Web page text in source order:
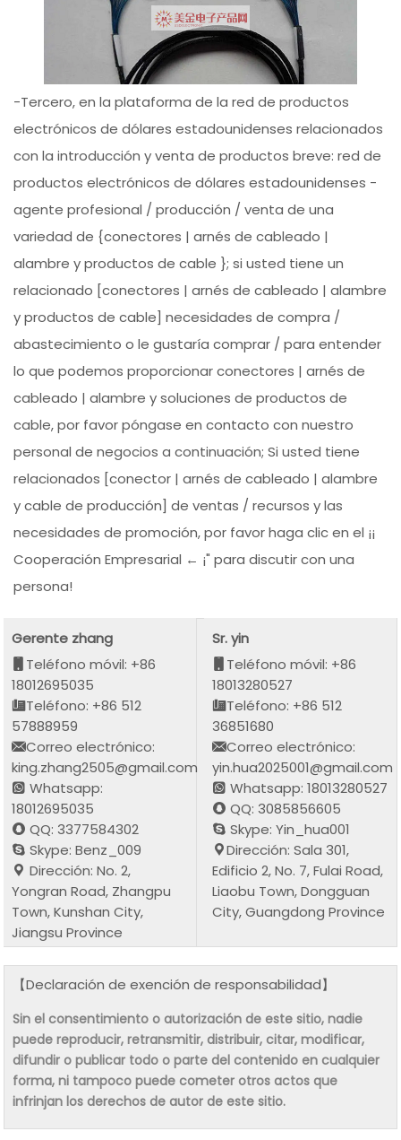
-Tercero, en la plataforma de la red de productos
electrónicos de dólares estadounidenses relacionados
con la introducción y venta de productos breve: red de
productos electrónicos de dólares estadounidenses -
agente profesional / producción / venta de una
variedad de {conectores | arnés de cableado |
alambre y productos de cable }; si usted tiene un
relacionado [conectores | arnés de cableado | alambre
y productos de cable] necesidades de compra /
abastecimiento o le gustaría comprar / para entender
lo que podemos proporcionar conectores | arnés de
cableado | alambre y soluciones de productos de
cable, por favor póngase en contacto con nuestro
personal de negocios a continuación; Si usted tiene
relacionados [conector | arnés de cableado | alambre
y cable de producción] de ventas / recursos y las
necesidades de promoción, por favor haga clic en el ¡¡
Cooperación Empresarial ← ¡" para discutir con una
persona!
Gerente zhang
Teléfono móvil: +86
18012695035
Teléfono: +86 512
57888959
Correo electrónico:
king.zhang2505@gmail.com
Whatsapp:
18012695035
QQ: 3377584302
Skype: Benz_009
Dirección: No. 2,
Yongran Road, Zhangpu
Town, Kunshan City,
Jiangsu Province
Sr. yin
Teléfono móvil: +86
18013280527
Teléfono: +86 512
36851680
Correo electrónico:
yin.hua2025001@gmail.com
Whatsapp: 18013280527
QQ: 3085856605
Skype: Yin_hua001
Dirección: Sala 301,
Edificio 2, No. 7, Fulai Road,
Liaobu Town, Dongguan
City, Guangdong Province
【Declaración de exención de responsabilidad】
Sin el consentimiento o autorización de este sitio, nadie
puede reproducir, retransmitir, distribuir, citar, modificar,
difundir o publicar todo o parte del contenido en cualquier
forma, ni tampoco puede cometer otros actos que
infrinjan los derechos de autor de este sitio.